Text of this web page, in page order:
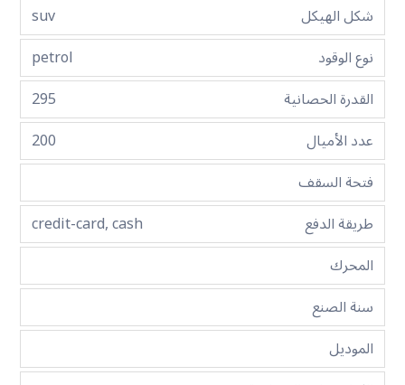
شكل الهيكل
suv
نوع الوقود
petrol
القدرة الحصانية
295
عدد الأميال
200
فتحة السقف
طريقة الدفع
credit-card, cash
المحرك
سنة الصنع
الموديل